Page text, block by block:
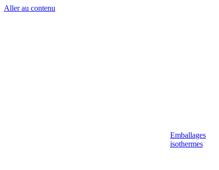
Aller au contenu
Emballages
isothermes